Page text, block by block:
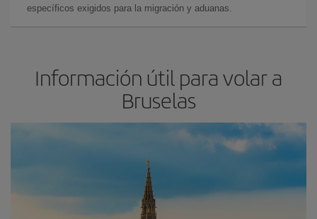
específicos exigidos para la migración y aduanas.
Información útil para volar a
Bruselas